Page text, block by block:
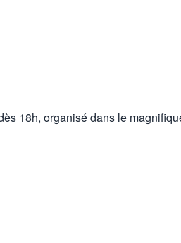
18h, organisé dans le